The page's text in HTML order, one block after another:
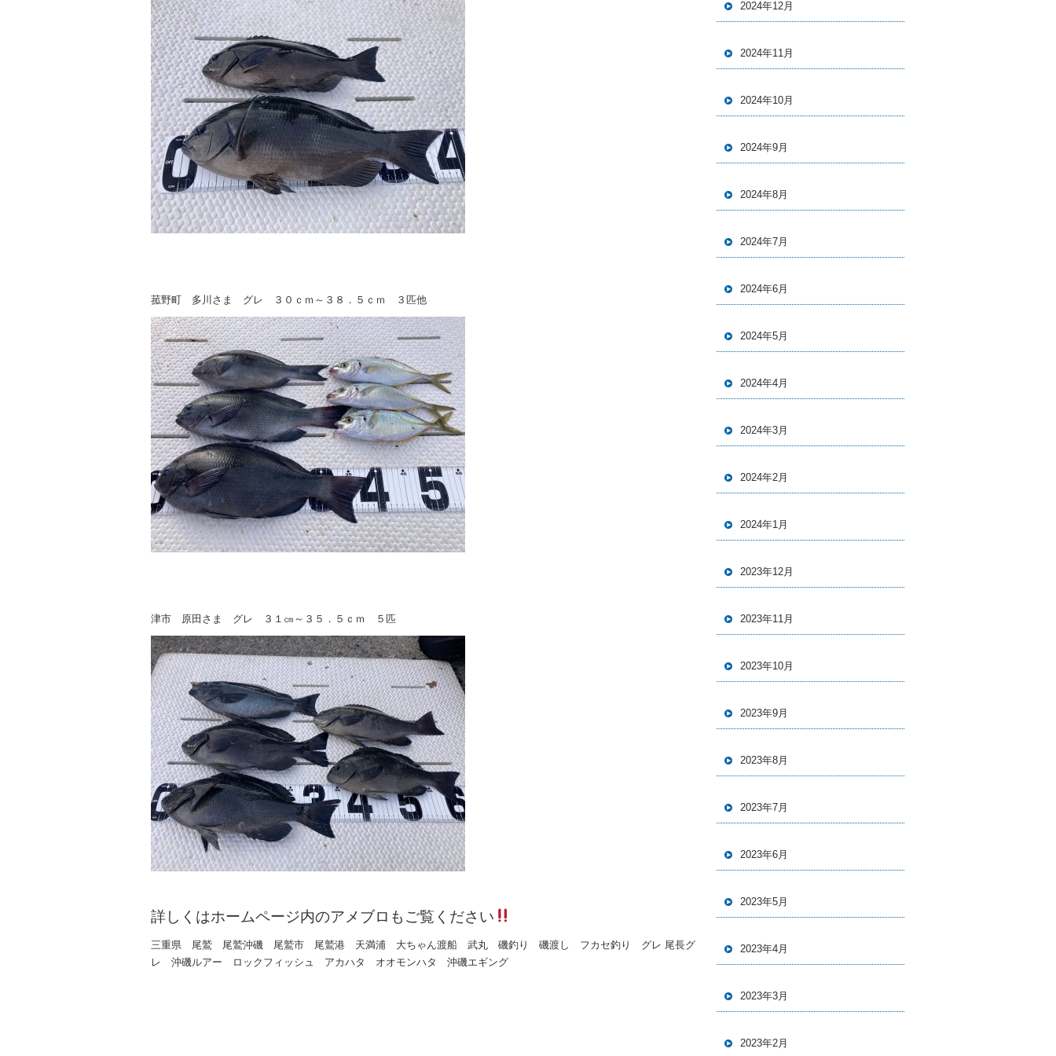
菰野町 多川さま グレ ３０ｃｍ～３８．５ｃｍ ３匹他
津市 原田さま グレ ３１㎝～３５．５ｃｍ ５匹
詳しくはホームページ内のアメブロもご覧ください
三重県 尾鷲 尾鷲沖磯 尾鷲市 尾鷲港 天満浦 大ちゃん渡船 武丸 磯釣り 磯渡し フカセ釣り グレ 尾長グ
レ 沖磯ルアー ロックフィッシュ アカハタ オオモンハタ 沖磯エギング
2024年12月
2024年11月
2024年10月
2024年9月
2024年8月
2024年7月
2024年6月
2024年5月
2024年4月
2024年3月
2024年2月
2024年1月
2023年12月
2023年11月
2023年10月
2023年9月
2023年8月
2023年7月
2023年6月
2023年5月
2023年4月
2023年3月
2023年2月